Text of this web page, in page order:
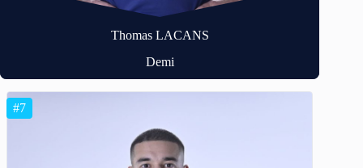
Thomas LACANS
Demi
#7